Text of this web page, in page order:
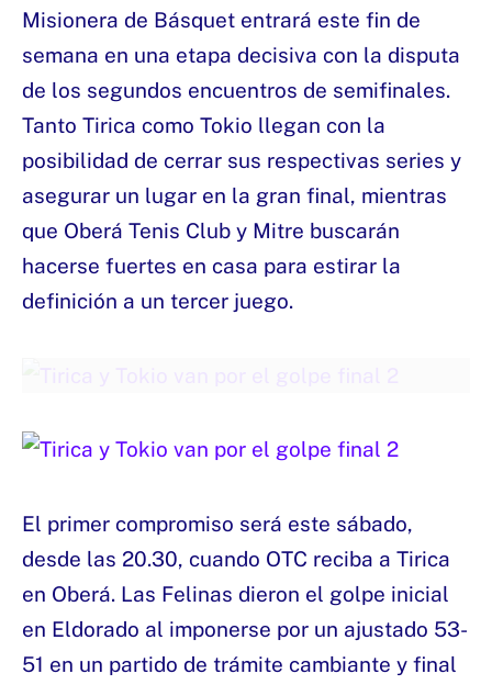
Misionera de Básquet entrará este fin de
semana en una etapa decisiva con la disputa
de los segundos encuentros de semifinales.
Tanto Tirica como Tokio llegan con la
posibilidad de cerrar sus respectivas series y
asegurar un lugar en la gran final, mientras
que Oberá Tenis Club y Mitre buscarán
hacerse fuertes en casa para estirar la
definición a un tercer juego.
El primer compromiso será este sábado,
desde las 20.30, cuando OTC reciba a Tirica
en Oberá. Las Felinas dieron el golpe inicial
en Eldorado al imponerse por un ajustado 53-
51 en un partido de trámite cambiante y final